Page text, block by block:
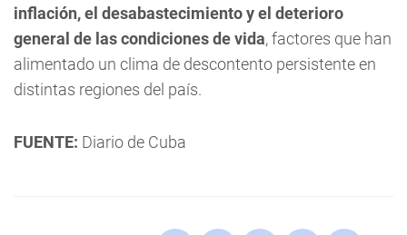
inflación, el desabastecimiento y el deterioro
general de las condiciones de vida, factores que han
alimentado un clima de descontento persistente en
distintas regiones del país.
FUENTE: Diario de Cuba